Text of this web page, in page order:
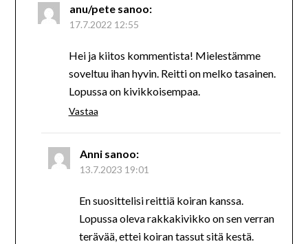
anu/pete sanoo:
17.7.2022 12:55
Hei ja kiitos kommentista! Mielestämme
soveltuu ihan hyvin. Reitti on melko tasainen.
Lopussa on kivikkoisempaa.
Vastaa
Anni sanoo:
13.7.2023 19:01
En suosittelisi reittiä koiran kanssa.
Lopussa oleva rakkakivikko on sen verran
terävää, ettei koiran tassut sitä kestä.